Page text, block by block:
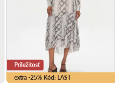
extra -25% Kód: LAST
Príležitosť